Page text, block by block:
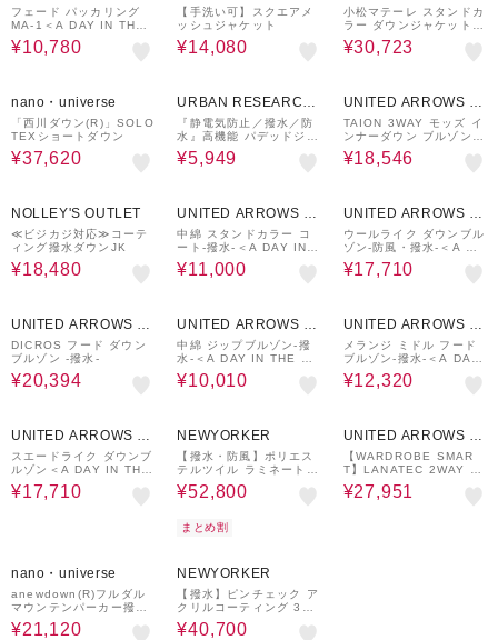
UTLET
フェード パッカリング
MA-1＜A DAY IN THE
LIFE＞
¥10,780
【手洗い可】スクエアメ
ッシュジャケット
¥14,080
UTLET
小松マテーレ スタンドカ
ラー ダウンジャケット 7
00FP 撥水機能
¥30,723
nano・universe
「西川ダウン(R)」SOLO
TEXショートダウン
¥37,620
URBAN RESEARCH
ware house
『静電気防止／撥水／防
水』高機能 パデッドジャ
ケット
¥5,949
UNITED ARROWS O
UTLET
TAION 3WAY モッズ イ
ンナーダウン ブルゾン -
撥水・防風-
¥18,546
NOLLEY'S OUTLET
≪ビジカジ対応≫コーテ
ィング撥水ダウンJK
¥18,480
UNITED ARROWS O
UTLET
中綿 スタンドカラー コ
ート-撥水-＜A DAY IN T
HE LIFE＞
¥11,000
UNITED ARROWS O
UTLET
ウールライク ダウンブル
ゾン-防風・撥水-＜A DA
Y IN THE LIFE＞
¥17,710
UNITED ARROWS O
UTLET
DICROS フード ダウン
ブルゾン -撥水-
¥20,394
UNITED ARROWS O
UTLET
中綿 ジップブルゾン-撥
水-＜A DAY IN THE LI
FE＞
¥10,010
UNITED ARROWS O
UTLET
メランジ ミドル フード
ブルゾン-撥水-＜A DAY
IN THE LIFE＞
¥12,320
UNITED ARROWS O
UTLET
スエードライク ダウンブ
ルゾン＜A DAY IN THE
LIFE＞
¥17,710
NEWYORKER
【撥水・防風】ポリエス
テルツイル ラミネート
スタンドフードダウンア
ウター
¥52,800
まとめ割
UNITED ARROWS O
UTLET
【WARDROBE SMAR
T】LANATEC 2WAY ダ
ウンジャケット
¥27,951
nano・universe
anewdown(R)フルダル
マウンテンパーカー撥水
ダウン
¥21,120
NEWYORKER
【撥水】ピンチェック ア
クリルコーティング 3W
AYコート
¥40,700